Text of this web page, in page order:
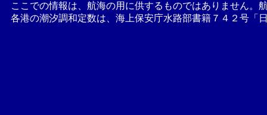
ここでの情報は、航海の用に供するものではありません。
各港の潮汐調和定数は、海上保安庁水路部書籍７４２号「